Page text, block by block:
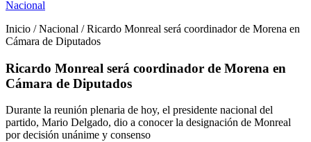
Nacional
Inicio / Nacional / Ricardo Monreal será coordinador de Morena en
Cámara de Diputados
Ricardo Monreal será coordinador de Morena en
Cámara de Diputados
Durante la reunión plenaria de hoy, el presidente nacional del
partido, Mario Delgado, dio a conocer la designación de Monreal
por decisión unánime y consenso